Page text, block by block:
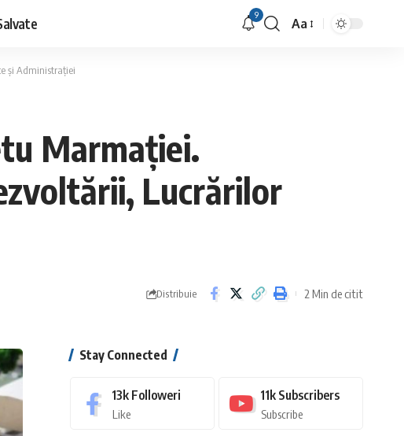
9
Font
Aa
și Administrației
Marmației.
Lucrărilor
Distribuie 2 Min de citit
Stay Connected
13k Followeri
Like
11k Subscribers
Subscribe